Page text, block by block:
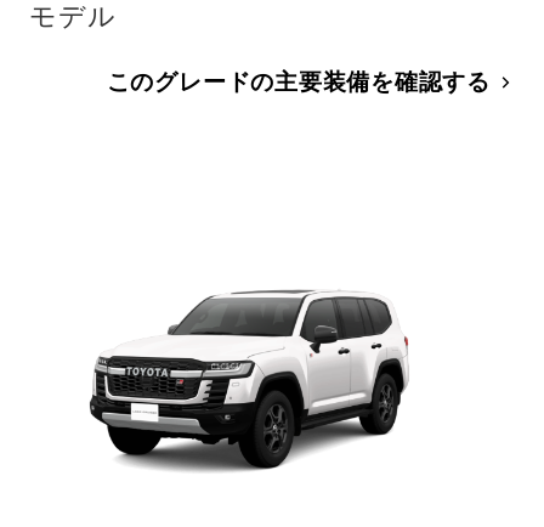
モデル
このグレードの主要装備を確認する